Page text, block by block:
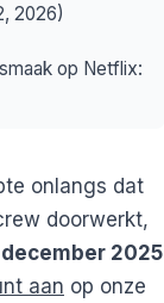
2026)
op Netflix:
onlangs dat
doorwerkt,
december 2025
aan op onze